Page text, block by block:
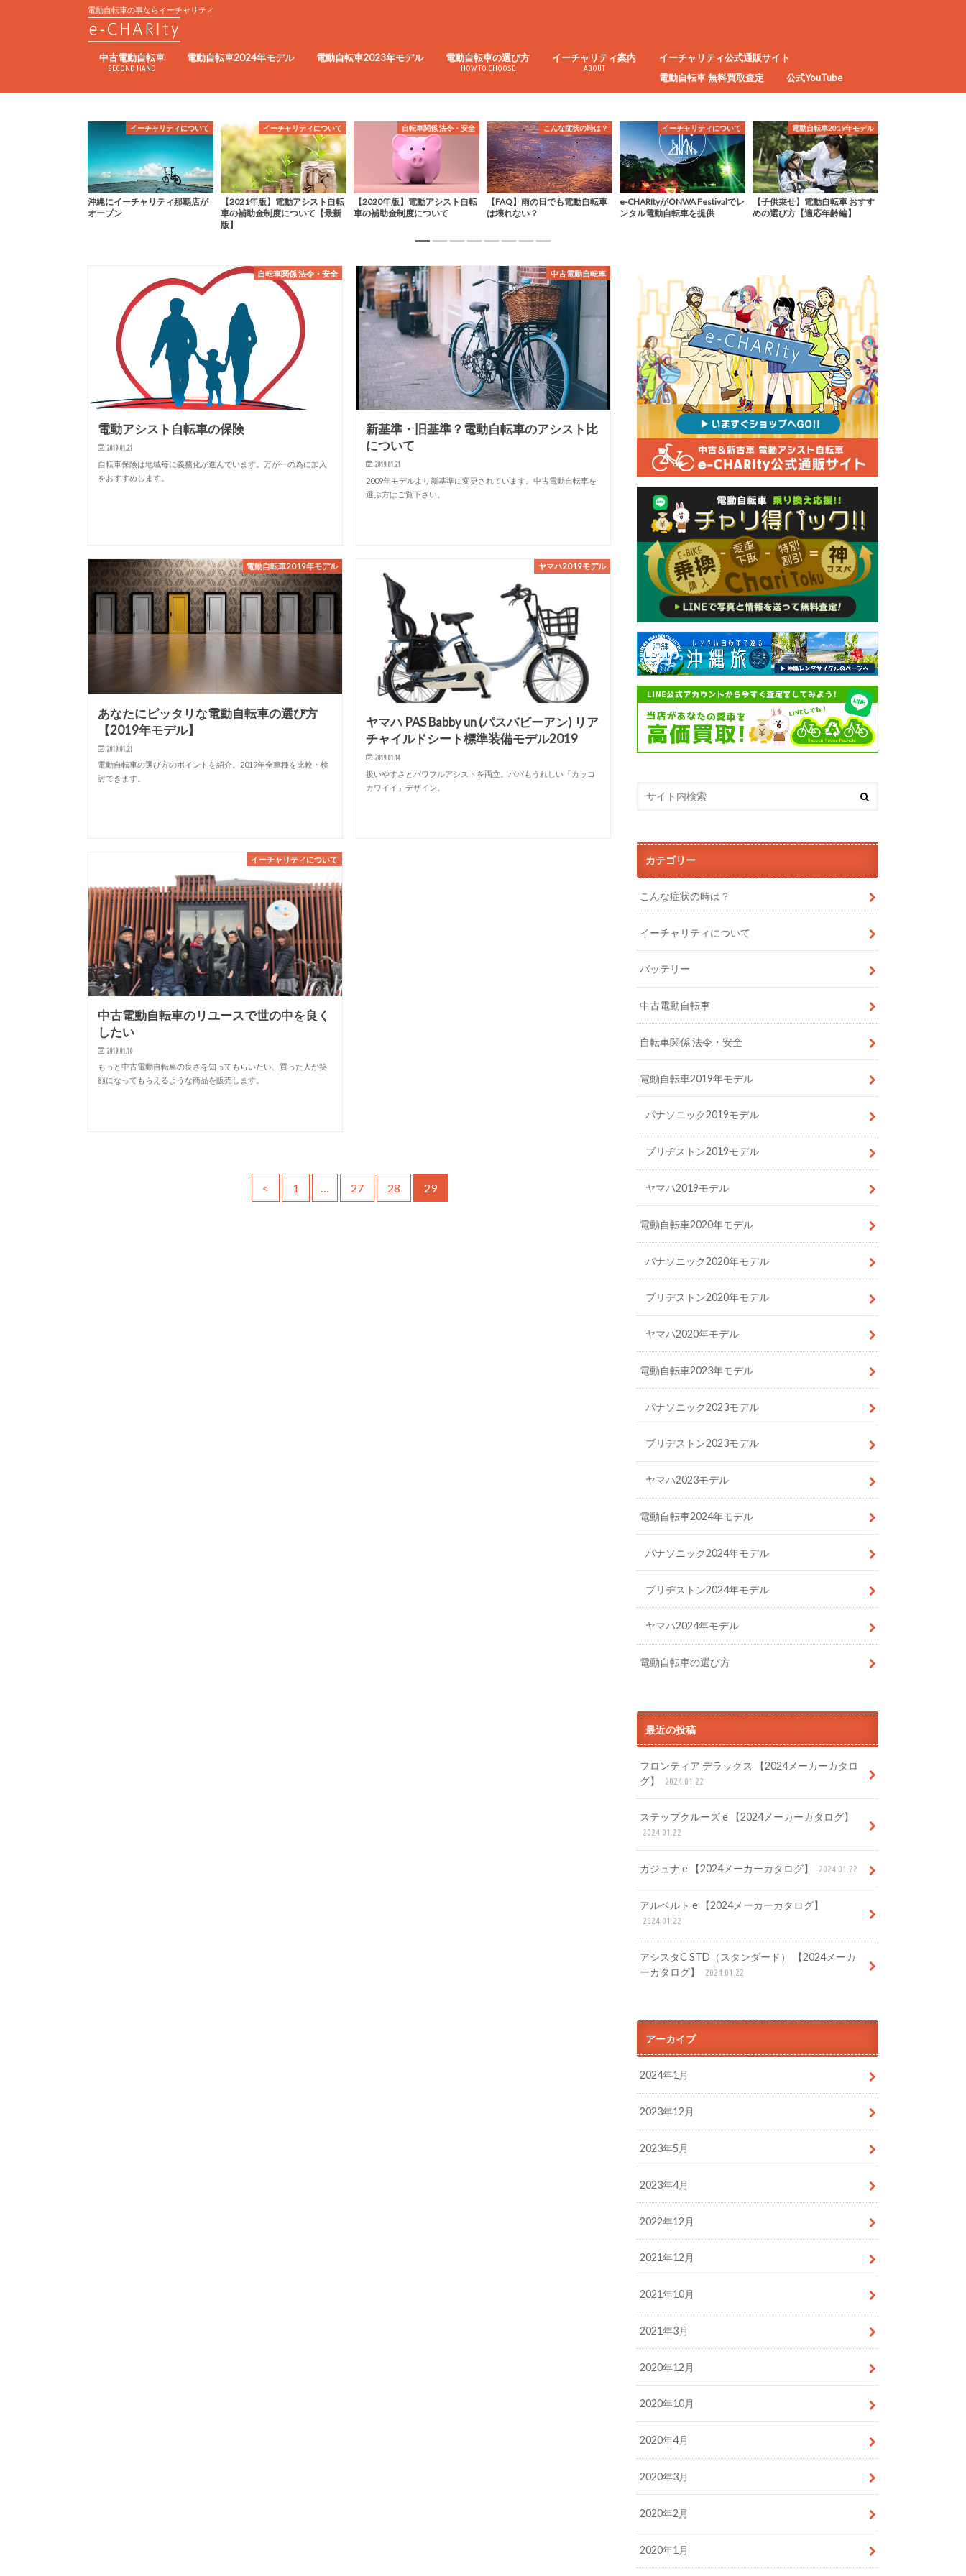
電動自転車の事ならイーチャリティ
中古電動自転車
SECOND HAND
電動自転車2024年モデル 電動自転車2023年モデル 電動自転車の選び方
HOW TO CHOOSE
イーチャリティ案内
ABOUT
イーチャリティ公式通販サイト
電動自転車 無料買取査定
公式YouTube
イーチャリティについて
【2021年版】電動アシスト自転
車の補助金制度について【最新
自転車関係 法令・安全
【2020年版】電動アシスト自転
車の補助金制度について
こんな症状の時は？
【FAQ】雨の日でも電動自転車
は壊れない？
イーチャリティについて
e-CHARItyがONWA Festivalでレ
ンタル電動自転車を提供
電動自転車2019年モデル
【子供乗せ】電動自転車 おすす
めの選び方【適応年齢編】
バッテリー
新品同様で安い！電動自転車用
リフレッシュバッテリー
自転車関係 法令・安全
電動アシスト自転車の保険
2019.01.21
自転車保険は地域毎に義務化が進んでいます。万が一の為に加入
をおすすめします。
中古電動自転車
新基準・旧基準？電動自転車のアシスト比
について
2019.01.21
2009年モデルより新基準に変更されています。中古電動自転車を
選ぶ方はご覧下さい。
電動自転車2019年モデル
あなたにピッタリな電動自転車の選び方
【2019年モデル】
2019.01.21
電動自転車の選び方のポイントを紹介。2019年全車種を比較・検
討できます。
ヤマハ2019モデル
ヤマハ PAS Babby un (パスバビーアン) リア
チャイルドシート標準装備モデル2019
2019.01.14
扱いやすさとパワフルアシストを両立。パパもうれしい「カッコ
カワイイ」デザイン。
イーチャリティについて
中古電動自転車のリユースで世の中を良く
したい
2019.01.10
もっと中古電動自転車の良さを知ってもらいたい、買った人が笑
顔になってもらえるような商品を販売します。
< 1 … 27 28 29
カテゴリー
こんな症状の時は？
イーチャリティについて
バッテリー
中古電動自転車
自転車関係 法令・安全
電動自転車2019年モデル
パナソニック2019モデル
ブリヂストン2019モデル
ヤマハ2019モデル
電動自転車2020年モデル
パナソニック2020年モデル
ブリヂストン2020年モデル
ヤマハ2020年モデル
電動自転車2023年モデル
パナソニック2023モデル
ブリヂストン2023モデル
ヤマハ2023モデル
電動自転車2024年モデル
パナソニック2024年モデル
ブリヂストン2024年モデル
ヤマハ2024年モデル
電動自転車の選び方
最近の投稿
フロンティア デラックス 【2024メーカーカタロ
グ】
2024.01.22
ステップクルーズ e 【2024メーカーカタログ】
2024.01.22
カジュナ e 【2024メーカーカタログ】 2024.01.22
アルベルト e 【2024メーカーカタログ】
2024.01.22
アシスタC STD（スタンダード） 【2024メーカ
ーカタログ】
2024.01.22
アーカイブ
2024年1月
2023年12月
2023年5月
2023年4月
2022年12月
2021年12月
2021年10月
2021年3月
2020年12月
2020年10月
2020年4月
2020年3月
2020年2月
2020年1月